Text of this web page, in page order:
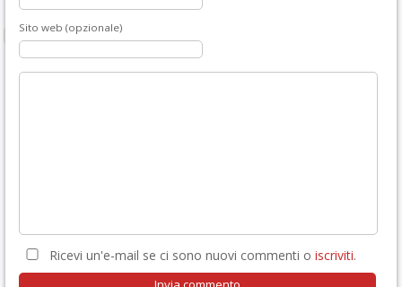
Sito web (opzionale)
Ricevi un'e-mail se ci sono nuovi commenti o iscriviti.